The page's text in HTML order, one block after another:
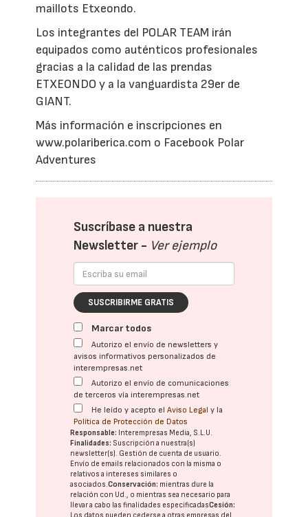
maillots Etxeondo.
Los integrantes del POLAR TEAM irán
equipados como auténticos profesionales
gracias a la calidad de las prendas
ETXEONDO y a la vanguardista 29er de
GIANT.
Más información e inscripciones en
www.polariberica.com o Facebook Polar
Adventures
Suscríbase a nuestra
Newsletter - Ver ejemplo
SUSCRIBIRME GRATIS
Marcar todos
Autorizo el envío de newsletters y
avisos informativos personalizados de
interempresas.net
Autorizo el envío de comunicaciones
de terceros vía interempresas.net
He leído y acepto elAviso Legal y la
Política de Protección de Datos
Responsable: Interempresas Media, S.L.U.
Finalidades: Suscripción a nuestra(s)
newsletter(s). Gestión de cuenta de usuario.
Envío de emails relacionados con la misma o
relativos a intereses similares o
asociados.Conservación: mientras dure la
relación con Ud., o mientras sea necesario para
llevar a cabo las finalidades especificadasCesión: